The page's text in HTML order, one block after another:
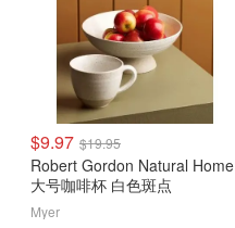
$9.97 $19.95
Robert Gordon Natural Home
大号咖啡杯 白色斑点
Myer